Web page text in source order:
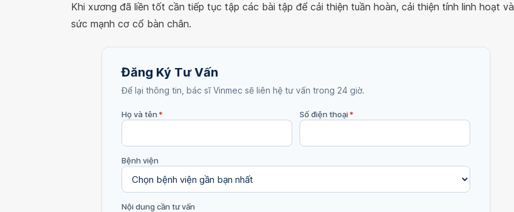
Khi xương đã liền tốt cần tiếp tục tập các bài tập để cải thiện tuần hoàn, cải thiện tính linh hoạt và
sức mạnh cơ cổ bàn chân.
Đăng Ký Tư Vấn
Để lại thông tin, bác sĩ Vinmec sẽ liên hệ tư vấn trong 24 giờ.
Họ và tên* Số điện thoại*
Bệnh viện
Nội dung cần tư vấn